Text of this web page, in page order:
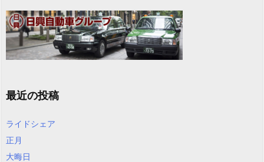
最近の投稿
ライドシェア
正月
大晦日